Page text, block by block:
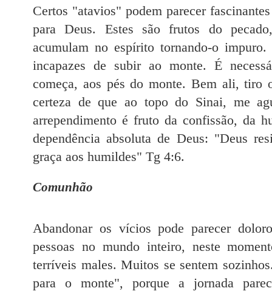
Certos "atavios" podem parecer
para Deus. Estes são frutos do
acumulam no espírito tornando-o
incapazes de subir ao monte. É
começa, aos pés do monte. Bem ali, tiro
certeza de que ao topo do Sinai, me
arrependimento é fruto da confissão, da
dependência absoluta de Deus: "Deus
graça aos humildes" Tg 4:6.
Comunhão
Abandonar os vícios pode parecer
pessoas no mundo inteiro, neste
terríveis males. Muitos se sentem
para o monte", porque a jornada